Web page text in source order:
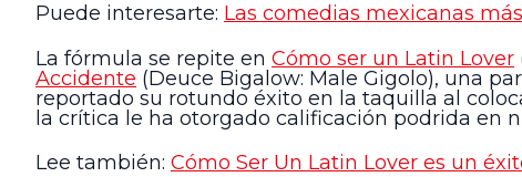
Puede interesarte: Las comedias mexicanas
La fórmula se repite en Cómo ser un Latin Lover
Accidente (Deuce Bigalow: Male Gigolo), una
reportado su rotundo éxito en la taquilla al
la crítica le ha otorgado calificación podrida en
Lee también: Cómo Ser Un Latin Lover es un